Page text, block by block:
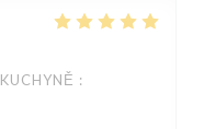
KUCHYNĚ :